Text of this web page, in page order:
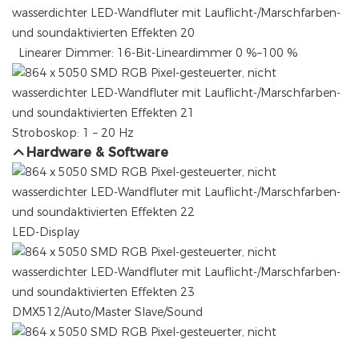
Linearer Dimmer: 16-Bit-Lineardimmer 0 %–100 %
Stroboskop: 1 – 20 Hz
Hardware & Software
LED-Display
DMX512/Auto/Master Slave/Sound